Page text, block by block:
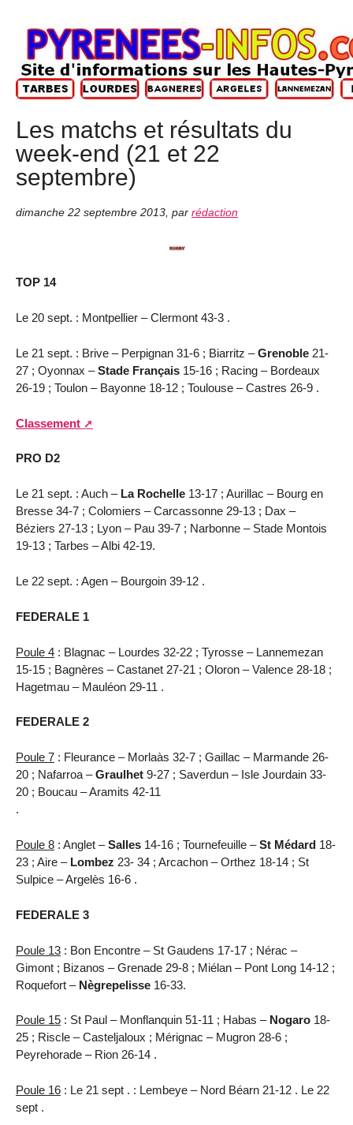
Les matchs et résultats du
week-end (21 et 22
septembre)
dimanche 22 septembre 2013 par rédaction
TOP 14
Le 20 sept. : Montpellier – Clermont 43-3 .
Le 21 sept. : Brive – Perpignan 31-6 ; Biarritz –Grenoble 21-
27 ; Oyonnax –Stade Français 15-16 ; Racing – Bordeaux
26-19 ; Toulon – Bayonne 18-12 ; Toulouse – Castres 26-9 .
Classement
PRO D2
Le 21 sept. : Auch – La Rochelle 13-17 ; Aurillac – Bourg en
Bresse 34-7 ; Colomiers – Carcassonne 29-13 ; Dax –
Béziers 27-13 ; Lyon – Pau 39-7 ; Narbonne – Stade Montois
19-13 ; Tarbes – Albi 42-19.
Le 22 sept. : Agen – Bourgoin 39-12 .
FEDERALE 1
Poule 4 : Blagnac – Lourdes 32-22 ; Tyrosse – Lannemezan
15-15 ; Bagnères – Castanet 27-21 ; Oloron – Valence 28-18 ;
Hagetmau – Mauléon 29-11 .
FEDERALE 2
Poule 7 : Fleurance – Morlaàs 32-7 ; Gaillac – Marmande 26-
20 ; Nafarroa –Graulhet 9-27 ; Saverdun – Isle Jourdain 33-
20 ; Boucau – Aramits 42-11
.
Poule 8 : Anglet –Salles 14-16 ; Tournefeuille –St Médard 18-
23 ; Aire – Lombez 23- 34 ; Arcachon – Orthez 18-14 ; St
Sulpice – Argelès 16-6 .
FEDERALE 3
Poule 13 : Bon Encontre – St Gaudens 17-17 ; Nérac –
Gimont ; Bizanos – Grenade 29-8 ; Miélan – Pont Long 14-12 ;
Roquefort – Nègrepelisse 16-33.
Poule 15 : St Paul – Monflanquin 51-11 ; Habas – Nogaro 18-
25 ; Riscle – Casteljaloux ; Mérignac – Mugron 28-6 ;
Peyrehorade – Rion 26-14 .
Poule 16 : Le 21 sept . : Lembeye – Nord Béarn 21-12 . Le 22
sept .